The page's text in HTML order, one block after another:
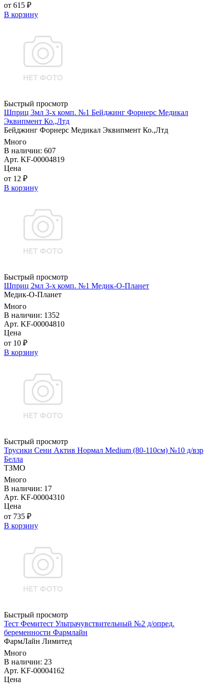
от 615 ₽
В корзину
Быстрый просмотр
Шприц 3мл 3-х комп. №1 Бейджинг Форнерс Медикал
Эквипмент Ко.,Лтд
Бейджинг Форнерс Медикал Эквипмент Ко.,Лтд
Много
В наличии: 607
Арт. KF-00004819
Цена
от 12 ₽
В корзину
Быстрый просмотр
Шприц 2мл 3-х комп. №1 Медик-О-Планет
Медик-О-Планет
Много
В наличии: 1352
Арт. KF-00004810
Цена
от 10 ₽
В корзину
Быстрый просмотр
Трусики Сени Актив Нормал Medium (80-110см) №10 д/взр
Белла
ТЗМО
Много
В наличии: 17
Арт. KF-00004310
Цена
от 735 ₽
В корзину
Быстрый просмотр
Тест Фемитест Ультрачувствительный №2 д/опред.
беременности Фармлайн
ФармЛайн Лимитед
Много
В наличии: 23
Арт. KF-00004162
Цена